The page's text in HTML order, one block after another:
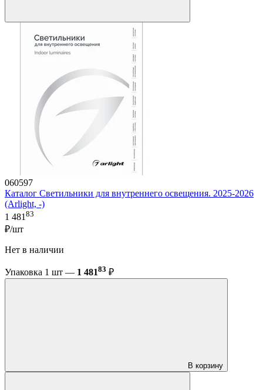
060597
Каталог Светильники для внутреннего освещения. 2025-2026
(Arlight, -)
1 481 83
₽/шт
Нет в наличии
Упаковка 1 шт — 1 48183 ₽
В корзину